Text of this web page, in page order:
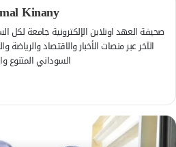
Kinany
صحيفة العهد اونلاين الإلكترونية جامعة لكل
الآخر عبر منصات الأخبار والاقتصاد والرياضة
السوداني المتنوع
م